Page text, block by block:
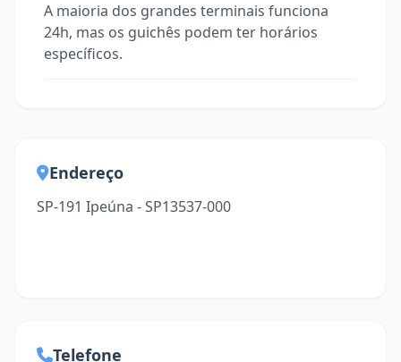
A maioria dos grandes terminais funciona
24h, mas os guichês podem ter horários
específicos.
Endereço
SP-191 Ipeúna - SP13537-000
Telefone